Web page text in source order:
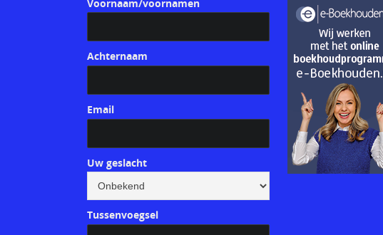
Voornaam/voornamen
Achternaam
Email
Uw geslacht
Tussenvoegsel